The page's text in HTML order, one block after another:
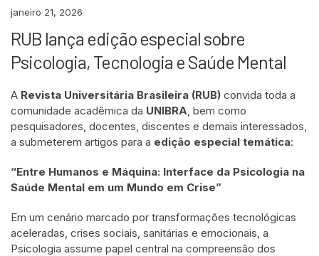
janeiro 21, 2026
RUB lança edição especial sobre
Psicologia, Tecnologia e Saúde Mental
A Revista Universitária Brasileira (RUB) convida toda a
comunidade acadêmica da UNIBRA, bem como
pesquisadores, docentes, discentes e demais interessados,
a submeterem artigos para a edição especial temática:
“Entre Humanos e Máquina: Interface da Psicologia na
Saúde Mental em um Mundo em Crise”
Em um cenário marcado por transformações tecnológicas
aceleradas, crises sociais, sanitárias e emocionais, a
Psicologia assume papel central na compreensão dos